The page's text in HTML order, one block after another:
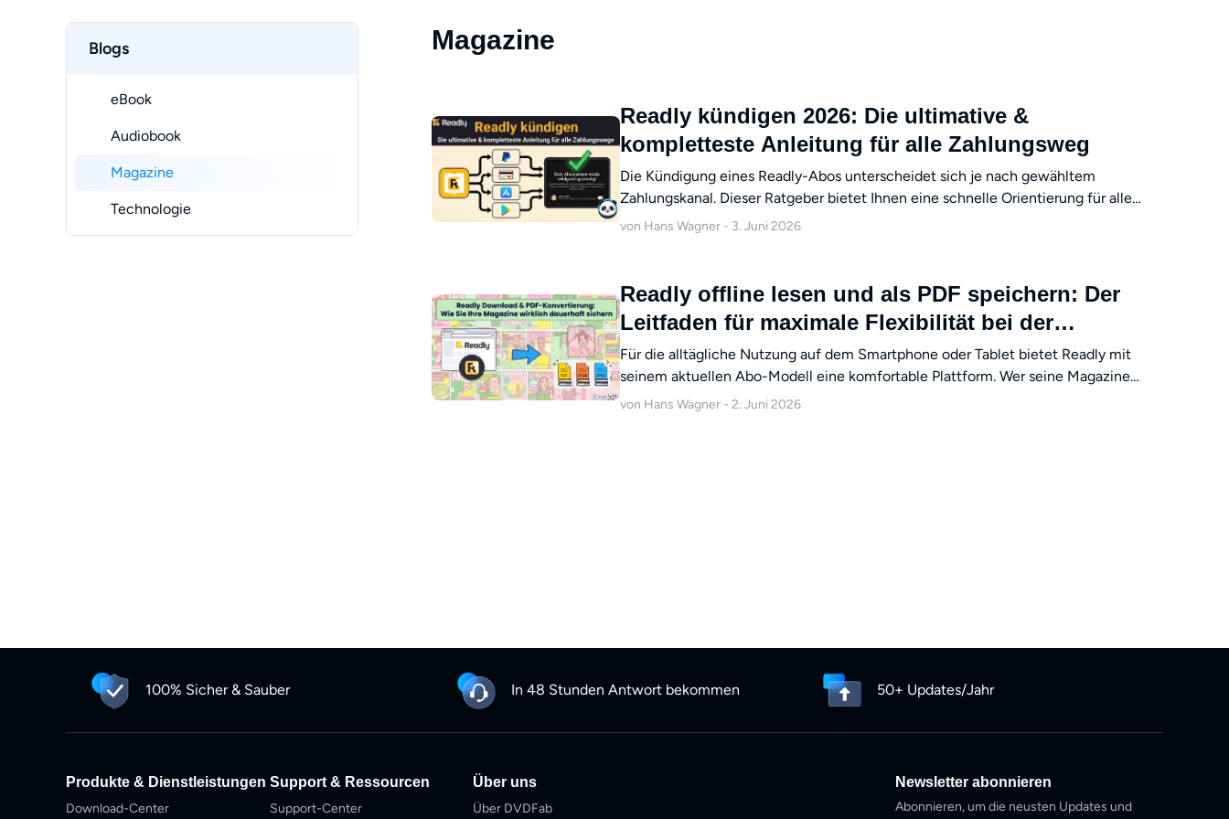
Blogs
eBook
Audiobook
Magazine
Technologie
Magazine
Readly kündigen 2026: Die ultimative &
kompletteste Anleitung für alle Zahlungsweg
Die Kündigung eines Readly-Abos unterscheidet sich je nach gewähltem
Zahlungskanal. Dieser Ratgeber bietet Ihnen eine schnelle Orientierung für alle
offiziellen Kündigungswege und erklärt den Unterschied zur Kontolöschung.
von Hans Wagner - 3. Juni 2026
Readly offline lesen und als PDF speichern: Der
Leitfaden für maximale Flexibilität bei der
Magazin-Lektüre
Für die alltägliche Nutzung auf dem Smartphone oder Tablet bietet Readly mit
seinem aktuellen Abo-Modell eine komfortable Plattform. Wer seine Magazine
jedoch plattformunabhängig archivieren, auf E-Ink-Readern lesen oder
von Hans Wagner - 2. Juni 2026
100% Sicher & Sauber In 48 Stunden Antwort bekommen 50+ Updates/Jahr
Produkte & Dienstleistungen
Download-Center
Support & Ressourcen
Support-Center
Über uns
Über DVDFab
Newsletter abonnieren
Abonnieren, um die neusten Updates und